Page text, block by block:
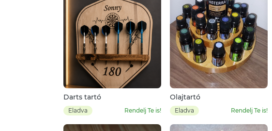
Darts tartó
Eladva Rendelj Te is!
Olajtartó
Eladva Rendelj Te is!